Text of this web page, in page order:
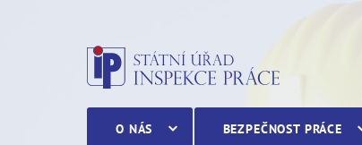
Poučení o právech a
O NÁS BEZPEČNOST PRÁCE